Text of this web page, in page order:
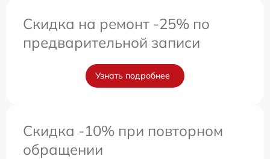
Скидка на ремонт -25% по
предварительной записи
Узнать подробнее
Скидка -10% при повторном
обращении